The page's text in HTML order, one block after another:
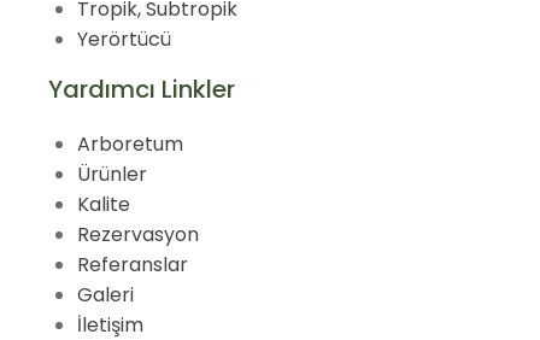
Tropik, Subtropik
Yerörtücü
Yardımcı Linkler
Arboretum
Ürünler
Kalite
Rezervasyon
Referanslar
Galeri
İletişim